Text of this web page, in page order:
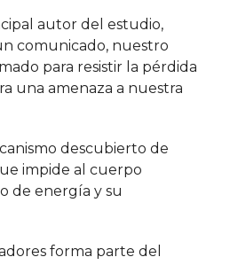
autor del estudio,
comunicado, nuestro
para resistir la pérdida
una amenaza a nuestra
descubierto de
impide al cuerpo
de energía y su
forma parte del